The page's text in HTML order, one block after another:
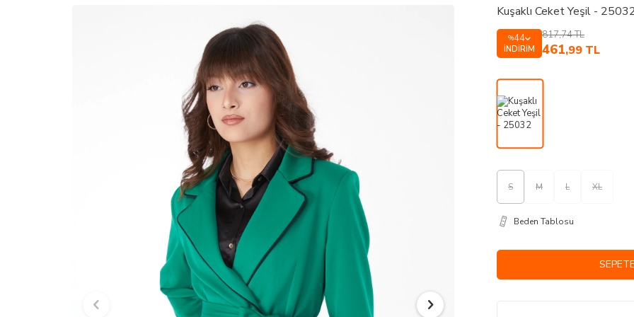
Kuşaklı Ceket Yeşil -
%44
İNDIRIM
817,74TL
461,99 TL
S M L XL
Beden Tablosu